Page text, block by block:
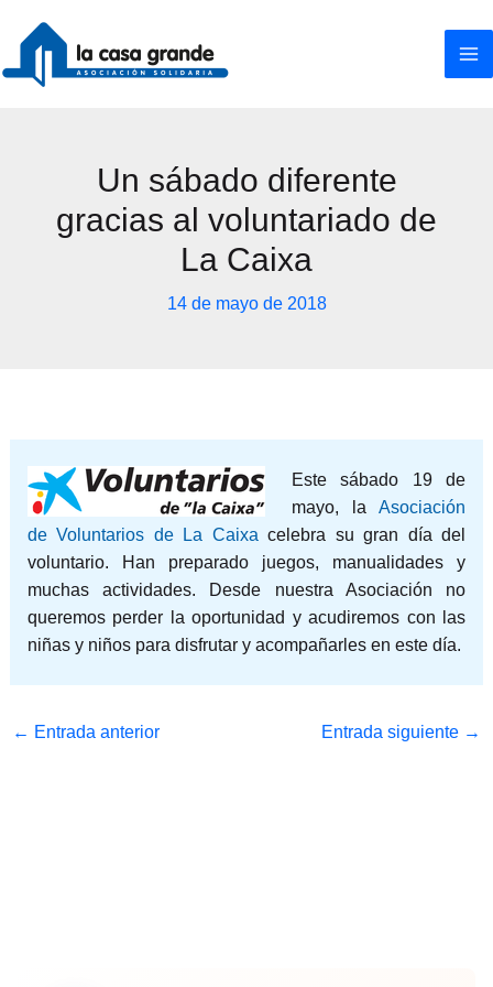
contenido
Un sábado diferente
gracias al voluntariado de
La Caixa
14 de mayo de 2018
Este sábado 19 de
mayo, la Asociación
de Voluntarios de La Caixa celebra su gran día del
voluntario. Han preparado juegos, manualidades y
muchas actividades. Desde nuestra Asociación no
queremos perder la oportunidad y acudiremos con las
niñas y niños para disfrutar y acompañarles en este día.
← Entrada anterior Entrada siguiente →